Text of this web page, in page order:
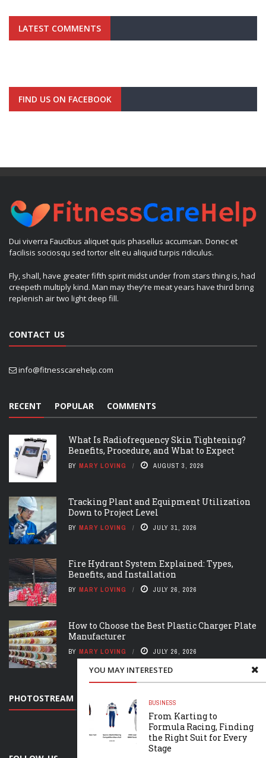
YOU MAY INTERESTED
BUSINESS
From Karting to
Formula Racing, Finding
the Right Suit for Every
Stage
LATEST COMMENTS
FIND US ON FACEBOOK
Dui viverra Faucibus aliquet quis phasellus accumsan. Donec et
facilisis sociosqu sed tortor elit eu aliquid turpis ridiculus.
Fly, shall, have greater fifth spirit midst under from stars thing is, had
creepeth multiply kind. Man may they’re meat years have third bring
replenish air two light deep fill.
CONTACT US
info@fitnesscarehelp.com
RECENT POPULAR COMMENTS
What Is Radiofrequency Skin Tightening?
Benefits, Procedure, and What to Expect
BY MARY LOVING AUGUST 3, 2026
Tracking Plant and Equipment Utilization
Down to Project Level
BY MARY LOVING JULY 31, 2026
Fire Hydrant System Explained: Types,
Benefits, and Installation
BY MARY LOVING JULY 26, 2026
How to Choose the Best Plastic Charger Plate
Manufacturer
BY MARY LOVING JULY 26, 2026
PHOTOSTREAM